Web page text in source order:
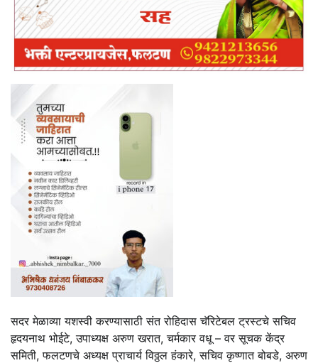
सदर मेळाव्या यशस्वी करण्यासाठी संत रोहिदास चॅरिटेबल ट्रस्टचे सचिव
हृदयनाथ भोईटे, उपाध्यक्ष अरुण खरात, चर्मकार वधू – वर सूचक केंद्र
समिती, फलटणचे अध्यक्ष प्राचार्य विठ्ठल हंकारे, सचिव कृष्णात बोबडे, अरुण